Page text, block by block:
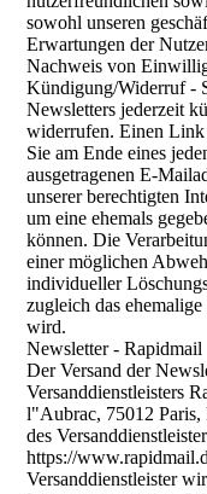
sowohl unseren
Erwartungen der
Nachweis von
Kündigung/Widerruf -
Newsletters jederzeit
widerrufen. Einen
Sie am Ende eines
ausgetragenen E-
unserer berechtigten
um eine ehemals
können. Die
einer möglichen
individueller
zugleich das
wird.
Newsletter - Rapidmail
Der Versand der
Versanddienstleisters
l"Aubrac, 75012 Paris,
des
https://
Versanddienstleister